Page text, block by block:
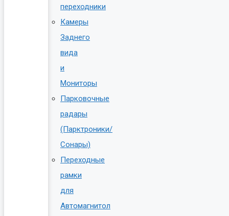
переходники
Камеры
Заднего
вида
и
Мониторы
Парковочные
радары
(Парктроники/
Сонары)
Переходные
рамки
для
Автомагнитол